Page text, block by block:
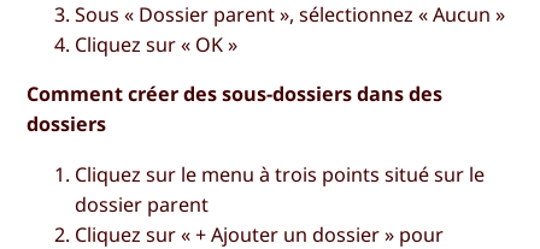
Sous « Dossier parent », sélectionnez « Aucun »
Cliquez sur « OK»
Comment créer des sous-dossiers dans des
dossiers
Cliquez sur le menu à trois points situé sur le
dossier parent
Cliquez sur« + Ajouter un dossier» pour